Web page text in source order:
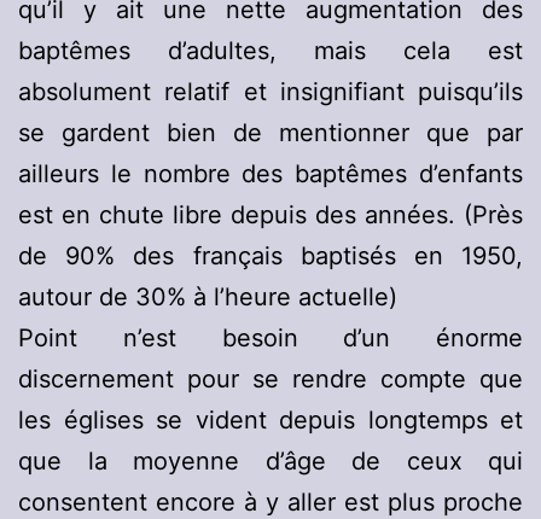
qu’il y ait une nette augmentation des
baptêmes d’adultes, mais cela est
absolument relatif et insignifiant puisqu’ils
se gardent bien de mentionner que par
ailleurs le nombre des baptêmes d’enfants
est en chute libre depuis des années. (Près
de 90% des français baptisés en 1950,
autour de 30% à l’heure actuelle)
Point n’est besoin d’un énorme
discernement pour se rendre compte que
les églises se vident depuis longtemps et
que la moyenne d’âge de ceux qui
consentent encore à y aller est plus proche